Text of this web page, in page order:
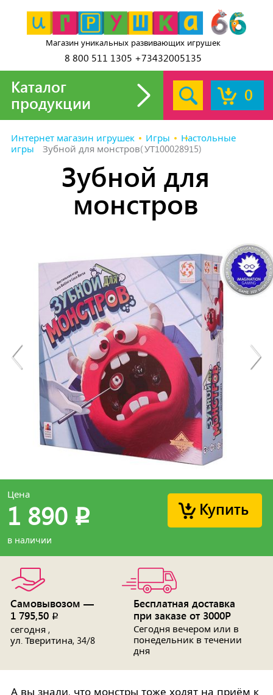
Магазин уникальных развивающих игрушек
8 800 511 1305 +73432005135
0
Каталог
продукции
Интернет магазин игрушек Игры
Настольные
игры
Зубной для монстров(УТ100028915)
Зубной для
монстров
Купить
Цена
1 890 p
в наличии
Самовывозом —
1 795,50 p
сегодня ,
ул. Тверитина, 34/8
Бесплатная доставка
при заказе от 3000Р
Сегодня вечером или в
понедельник в течении
дня
А вы знали, что монстры тоже ходят на приём к